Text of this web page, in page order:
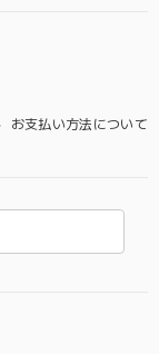
お支払い方法について